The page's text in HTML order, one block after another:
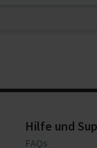
Hilfe und
FAQs